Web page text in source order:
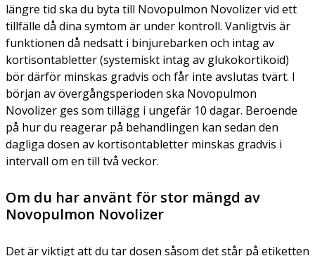
längre tid ska du byta till Novopulmon Novolizer vid ett
tillfälle då dina symtom är under kontroll. Vanligtvis är
funktionen då nedsatt i binjurebarken och intag av
kortisontabletter (systemiskt intag av glukokortikoid)
bör därför minskas gradvis och får inte avslutas tvärt. I
början av övergångsperioden ska Novopulmon
Novolizer ges som tillägg i ungefär 10 dagar. Beroende
på hur du reagerar på behandlingen kan sedan den
dagliga dosen av kortisontabletter minskas gradvis i
intervall om en till två veckor.
Om du har använt för stor mängd av
Novopulmon Novolizer
Det är viktigt att du tar dosen såsom det står på etiketten